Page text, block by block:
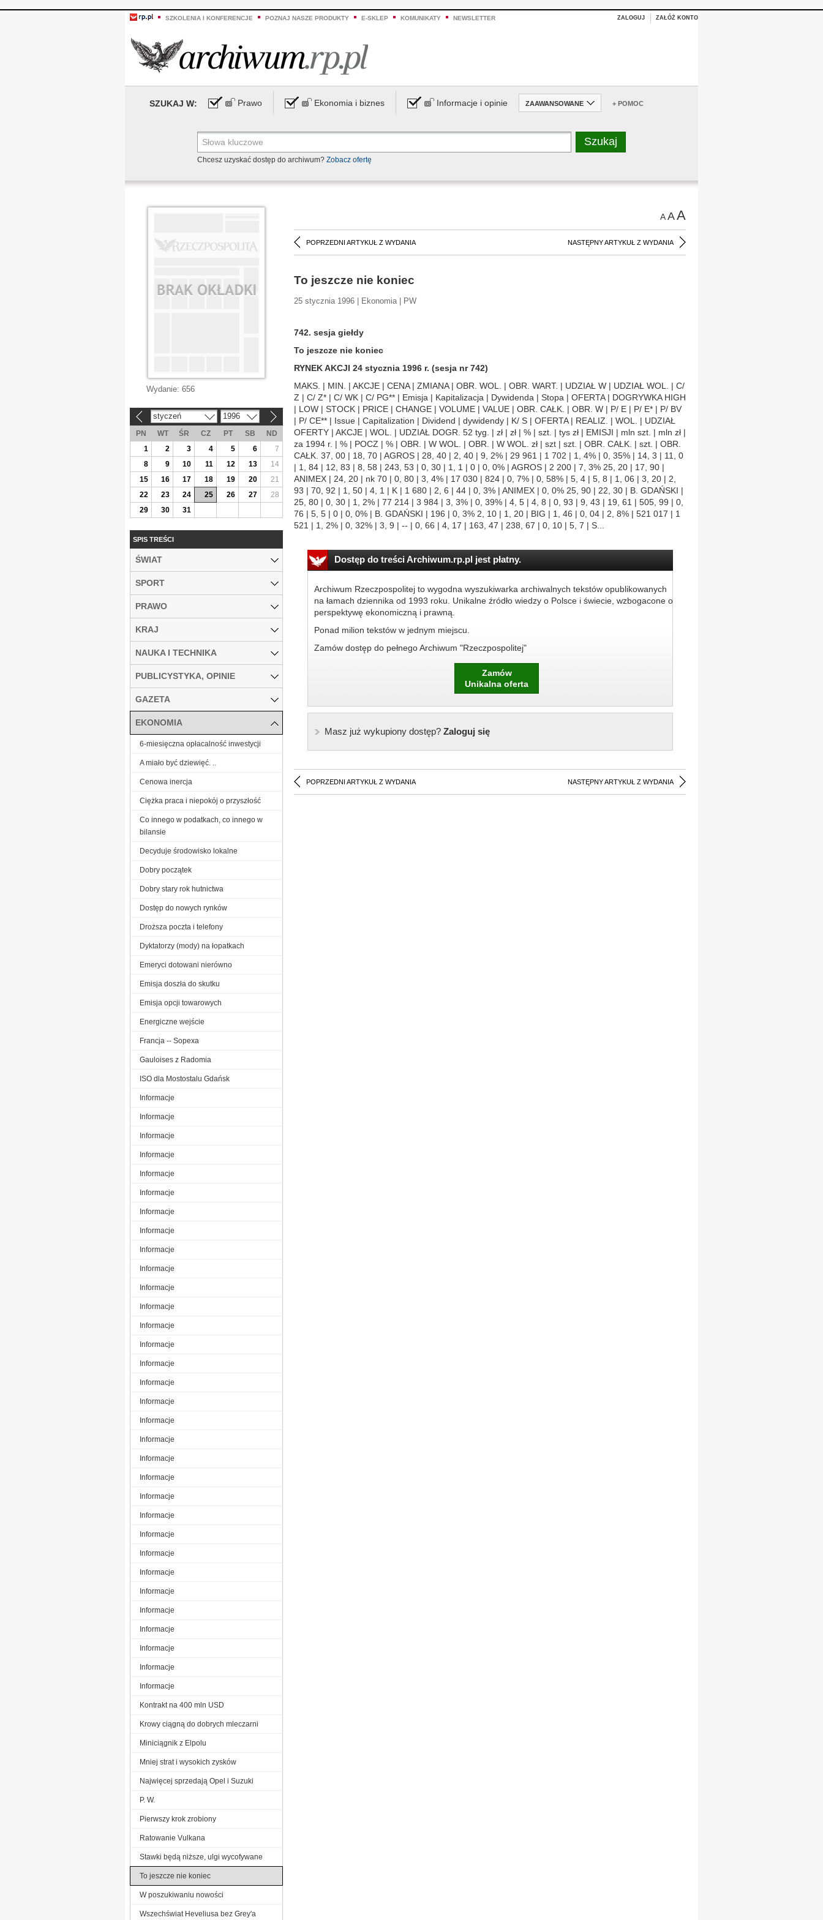
SZKOLENIA I KONFERENCJE POZNAJ NASZE PRODUKTY E-SKLEP KOMUNIKATY NEWSLETTER ZALOGUJ ZAŁÓŻ KONTO
SZUKAJ W: Prawo Ekonomia i biznes Informacje i opinie ZAAWANSOWANE + POMOC
Chcesz uzyskać dostęp do archiwum? Zobacz ofertę
AAA
POPRZEDNI ARTYKUŁ Z WYDANIA NASTĘPNY ARTYKUŁ Z WYDANIA
To jeszcze nie koniec
25 stycznia 1996 | Ekonomia | PW
742. sesja giełdy
To jeszcze nie koniec
RYNEK AKCJI 24 stycznia 1996 r. (sesja nr 742)
MAKS. | MIN. | AKCJE | CENA | ZMIANA | OBR. WOL. | OBR. WART. | UDZIAŁ W | UDZIAŁ WOL. | C/
Z | C/ Z* | C/ WK | C/ PG** | Emisja | Kapitalizacja | Dywidenda | Stopa | OFERTA | DOGRYWKA HIGH
| LOW | STOCK | PRICE | CHANGE | VOLUME | VALUE | OBR. CAŁK. | OBR. W | P/ E | P/ E* | P/ BV
| P/ CE** | Issue | Capitalization | Dividend | dywidendy | K/ S | OFERTA | REALIZ. | WOL. | UDZIAŁ
OFERTY | AKCJE | WOL. | UDZIAŁ DOGR. 52 tyg. | zł | zł | % | szt. | tys zł | EMISJI | mln szt. | mln zł |
za 1994 r. | % | POCZ | % | OBR. | W WOL. | OBR. | W WOL. zł | szt | szt. | OBR. CAŁK. | szt. | OBR.
CAŁK. 37, 00 | 18, 70 | AGROS | 28, 40 | 2, 40 | 9, 2% | 29 961 | 1 702 | 1, 4% | 0, 35% | 14, 3 | 11, 0
| 1, 84 | 12, 83 | 8, 58 | 243, 53 | 0, 30 | 1, 1 | 0 | 0, 0% | AGROS | 2 200 | 7, 3% 25, 20 | 17, 90 |
ANIMEX | 24, 20 | nk 70 | 0, 80 | 3, 4% | 17 030 | 824 | 0, 7% | 0, 58% | 5, 4 | 5, 8 | 1, 06 | 3, 20 | 2,
93 | 70, 92 | 1, 50 | 4, 1 | K | 1 680 | 2, 6 | 44 | 0, 3% | ANIMEX | 0, 0% 25, 90 | 22, 30 | B. GDAŃSKI |
25, 80 | 0, 30 | 1, 2% | 77 214 | 3 984 | 3, 3% | 0, 39% | 4, 5 | 4, 8 | 0, 93 | 9, 43 | 19, 61 | 505, 99 | 0,
76 | 5, 5 | 0 | 0, 0% | B. GDAŃSKI | 196 | 0, 3% 2, 10 | 1, 20 | BIG | 1, 46 | 0, 04 | 2, 8% | 521 017 | 1
521 | 1, 2% | 0, 32% | 3, 9 | -- | 0, 66 | 4, 17 | 163, 47 | 238, 67 | 0, 10 | 5, 7 | S...
Dostęp do treści Archiwum.rp.pl jest płatny.
Archiwum Rzeczpospolitej to wygodna wyszukiwarka archiwalnych tekstów opublikowanych
na łamach dziennika od 1993 roku. Unikalne źródło wiedzy o Polsce i świecie, wzbogacone o
perspektywę ekonomiczną i prawną.
Ponad milion tekstów w jednym miejscu.
Zamów dostęp do pełnego Archiwum "Rzeczpospolitej"
Zamów
Unikalna oferta
Masz już wykupiony dostęp?Zaloguj się
POPRZEDNI ARTYKUŁ Z WYDANIA NASTĘPNY ARTYKUŁ Z WYDANIA
Wydanie: 656
styczeń 1996
PN WT ŚR CZ PT SB
ND
1
2 3 4 5 6
7
8
9 10 11 12 13
14
15
16 17 18 19 20
21
22
23 24 25 26 27
28
29
30 31
SPIS TREŚCI
ŚWIAT
SPORT
PRAWO
KRAJ
NAUKA I TECHNIKA
PUBLICYSTYKA, OPINIE
GAZETA
EKONOMIA
6-miesięczna opłacalność inwestycji
A miało być dziewięć. ..
Cenowa inercja
Ciężka praca i niepokój o przyszłość
Co innego w podatkach, co innego w
bilansie
Decyduje środowisko lokalne
Dobry początek
Dobry stary rok hutnictwa
Dostęp do nowych rynków
Droższa poczta i telefony
Dyktatorzy (mody) na łopatkach
Emeryci dotowani nierówno
Emisja doszła do skutku
Emisja opcji towarowych
Energiczne wejście
Francja -- Sopexa
Gauloises z Radomia
ISO dla Mostostalu Gdańsk
Informacje
Informacje
Informacje
Informacje
Informacje
Informacje
Informacje
Informacje
Informacje
Informacje
Informacje
Informacje
Informacje
Informacje
Informacje
Informacje
Informacje
Informacje
Informacje
Informacje
Informacje
Informacje
Informacje
Informacje
Informacje
Informacje
Informacje
Informacje
Informacje
Informacje
Informacje
Informacje
Kontrakt na 400 mln USD
Krowy ciągną do dobrych mleczarni
Miniciągnik z Elpolu
Mniej strat i wysokich zysków
Najwięcej sprzedają Opel i Suzuki
P. W.
Pierwszy krok zrobiony
Ratowanie Vulkana
Stawki będą niższe, ulgi wycofywane
To jeszcze nie koniec
W poszukiwaniu nowości
Wszechświat Heveliusa bez Grey'a